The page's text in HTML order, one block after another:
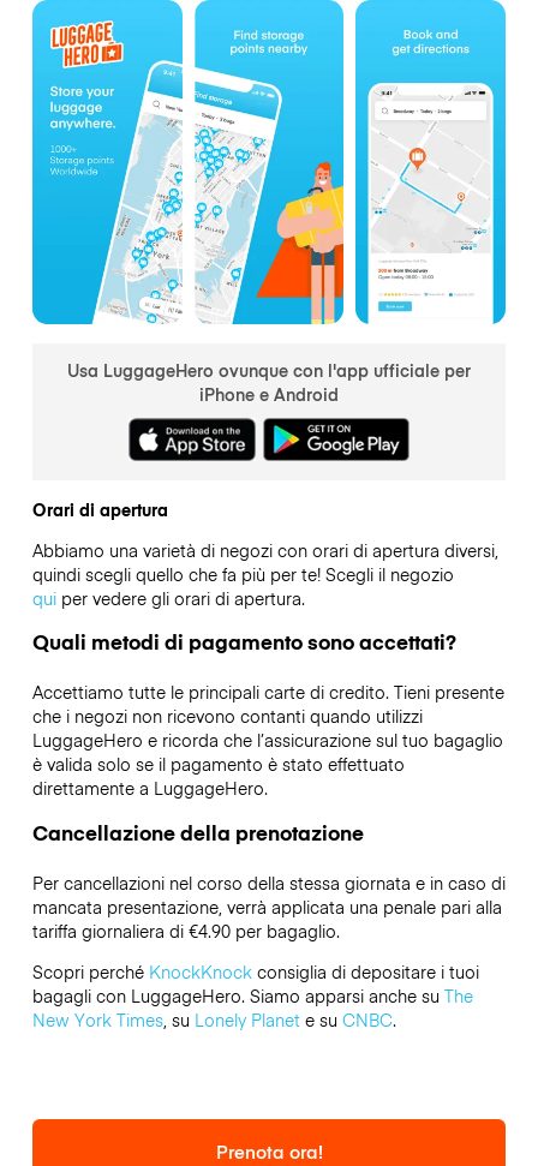
Usa LuggageHero ovunque con l'app ufficiale per
iPhone e Android
Orari di apertura
Abbiamo una varietà di negozi con orari di apertura diversi,
quindi scegli quello che fa più per te! Scegli il negozio
quiper vedere gli orari di apertura.
Quali metodi di pagamento sono accettati?
Accettiamo tutte le principali carte di credito. Tieni presente
che i negozi non ricevono contanti quando utilizzi
LuggageHero e ricorda che l’assicurazione sul tuo bagaglio
è valida solo se il pagamento è stato effettuato
direttamente a LuggageHero.
Cancellazione della prenotazione
Per cancellazioni nel corso della stessa giornata e in caso di
mancata presentazione, verrà applicata una penale pari alla
tariffa giornaliera di €4.90 per bagaglio.
Scopri perché KnockKnockconsiglia di depositare i tuoi
bagagli con LuggageHero. Siamo apparsi anche su The
New York Times, su Lonely Planete su CNBC.
Prenota ora!